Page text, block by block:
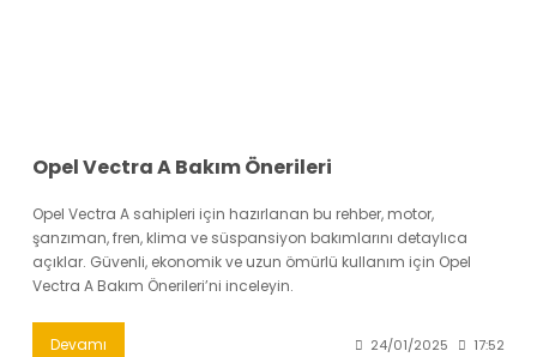
Opel Vectra A Bakım Önerileri
Opel Vectra A sahipleri için hazırlanan bu rehber, motor,
şanzıman, fren, klima ve süspansiyon bakımlarını detaylıca
açıklar. Güvenli, ekonomik ve uzun ömürlü kullanım için Opel
Vectra A Bakım Önerileri’ni inceleyin.
Devamı 24/01/2025 17:52